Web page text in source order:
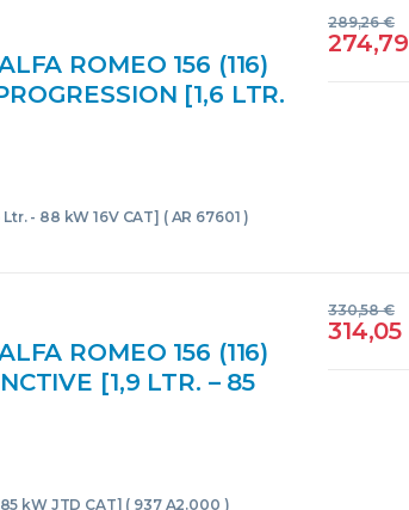
ROMEO 156 (116)
[1,6 LTR.
AR67601
CORE USADO
- 88 kW 16V CAT] ( AR 67601 )
274,79
289,26€
ROMEO 156 (116)
[1,9 LTR. – 85
937A2000
CORE USADO
kW JTD CAT] ( 937 A2.000 )
314,05
330,58€